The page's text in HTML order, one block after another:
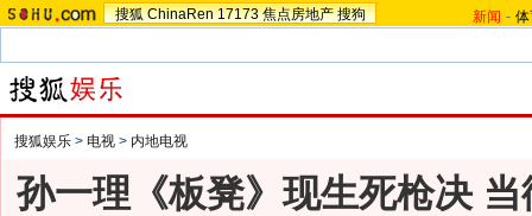
搜狐 ChinaRen 17173 焦点房地产 搜狗 新闻 -
搜狐娱乐 > 电视 > 内地电视
孙一理《板凳》现生死枪决